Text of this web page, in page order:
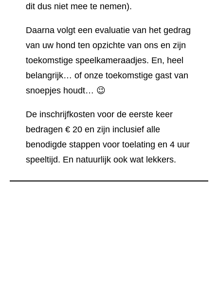
dit dus niet mee te nemen).
Daarna volgt een evaluatie van het gedrag
van uw hond ten opzichte van ons en zijn
toekomstige speelkameraadjes. En, heel
belangrijk… of onze toekomstige gast van
snoepjes houdt… 😉
De inschrijfkosten voor de eerste keer
bedragen € 20 en zijn inclusief alle
benodigde stappen voor toelating en 4 uur
speeltijd. En natuurlijk ook wat lekkers.